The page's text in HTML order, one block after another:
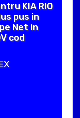
KIA RIO
pus in
Net in
cod